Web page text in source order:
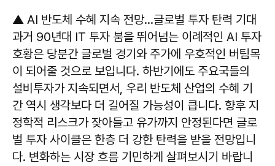
▲ AI 반도체 수혜 지속 전망…글로벌 투자 탄력 기대
과거 90년대 IT 투자 붐을 뛰어넘는 이례적인 AI 투자
호황은 당분간 글로벌 경기와 주가에 우호적인 버팀목
이 되어줄 것으로 보입니다. 하반기에도 주요국들의
설비투자가 지속되면서, 우리 반도체 산업의 수혜 기
간 역시 생각보다 더 길어질 가능성이 큽니다. 향후 지
정학적 리스크가 잦아들고 유가까지 안정된다면 글로
벌 투자 사이클은 한층 더 강한 탄력을 받을 전망입니
다. 변화하는 시장 흐름 기민하게 살펴보시기 바랍니